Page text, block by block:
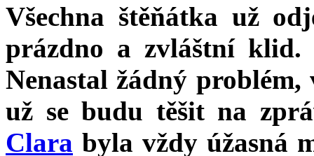
Všechna štěňátka už
prázdno a zvláštní
Nenastal žádný
už se budu těšit na
Clara byla vždy úžasná